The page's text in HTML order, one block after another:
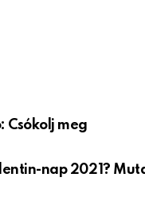
Csókolj meg
nap 2021?